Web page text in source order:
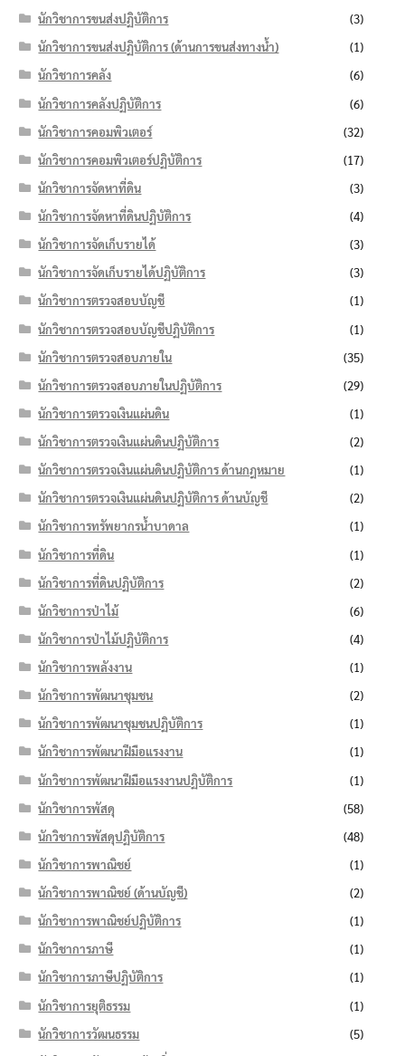
นักวิชาการขนส่งปฏิบัติการ
(3)
นักวิชาการขนส่งปฏิบัติการ (ด้านการขนส่งทางน้ำ)
(1)
นักวิชาการคลัง
(6)
นักวิชาการคลังปฏิบัติการ
(6)
นักวิชาการคอมพิวเตอร์
(32)
นักวิชาการคอมพิวเตอร์ปฏิบัติการ
(17)
นักวิชาการจัดหาที่ดิน
(3)
นักวิชาการจัดหาที่ดินปฏิบัติการ
(4)
นักวิชาการจัดเก็บรายได้
(3)
นักวิชาการจัดเก็บรายได้ปฏิบัติการ
(3)
นักวิชาการตรวจสอบบัญชี
(1)
นักวิชาการตรวจสอบบัญชีปฏิบัติการ
(1)
นักวิชาการตรวจสอบภายใน
(35)
นักวิชาการตรวจสอบภายในปฏิบัติการ
(29)
นักวิชาการตรวจเงินแผ่นดิน
(1)
นักวิชาการตรวจเงินแผ่นดินปฏิบัติการ
(2)
นักวิชาการตรวจเงินแผ่นดินปฏิบัติการ ด้านกฎหมาย
(1)
นักวิชาการตรวจเงินแผ่นดินปฏิบัติการ ด้านบัญชี
(2)
นักวิชาการทรัพยากรน้ำบาดาล
(1)
นักวิชาการที่ดิน
(1)
นักวิชาการที่ดินปฏิบัติการ
(2)
นักวิชาการป่าไม้
(6)
นักวิชาการป่าไม้ปฏิบัติการ
(4)
นักวิชาการพลังงาน
(1)
นักวิชาการพัฒนาชุมชน
(2)
นักวิชาการพัฒนาชุมชนปฏิบัติการ
(1)
นักวิชาการพัฒนาฝีมือแรงงาน
(1)
นักวิชาการพัฒนาฝีมือแรงงานปฏิบัติการ
(1)
นักวิชาการพัสดุ
(58)
นักวิชาการพัสดุปฏิบัติการ
(48)
นักวิชาการพาณิชย์
(1)
นักวิชาการพาณิชย์ (ด้านบัญชี)
(2)
นักวิชาการพาณิชย์ปฏิบัติการ
(1)
นักวิชาการภาษี
(1)
นักวิชาการภาษีปฏิบัติการ
(1)
นักวิชาการยุติธรรม
(1)
นักวิชาการวัฒนธรรม
(5)